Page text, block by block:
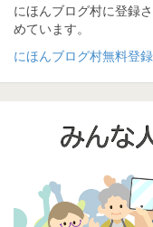
にほんブログ村に登録
めています。
にほんブログ村無料登